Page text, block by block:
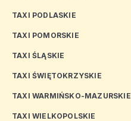
TAXI PODLASKIE
TAXI POMORSKIE
TAXI ŚLĄSKIE
TAXI ŚWIĘTOKRZYSKIE
TAXI WARMIŃSKO-MAZURSKIE
TAXI WIELKOPOLSKIE